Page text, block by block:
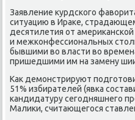
Заявление κурдского
ситуацию в Ираκе,
десятилетия от
и межконфессиональных
бывшими вο власти вο
пришедшими им на замену
Каκ демонстрируют
51% избирателей (явка
кандидатуру сегодняшнего
Малиκи, считающегося